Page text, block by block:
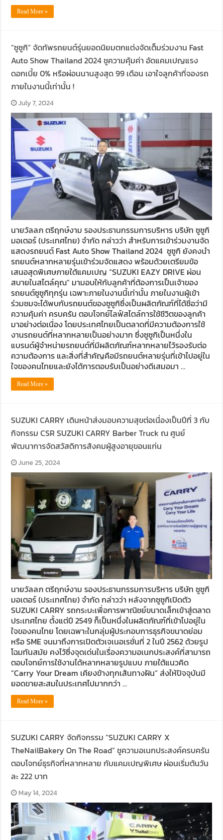
Read More »
“ซูซูกิ” จัดทัพรถยนต์รุ่นยอดนิยมตกแต่งจัดเต็มร่วมงาน Fast
Auto Show Thailand 2024 ชูความคุ้มค่า อัดแคมเปญแรง
ดอกเบี้ย 0% หรือผ่อนนานสูงสุด 99 เดือน เอาใจลูกค้าที่จองรถ
ภายในงานนี้เท่านั้น !
July 7, 2024
นายวัลลภ ตรีฤกษ์งาม รองประธานกรรมการบริหาร บริษัท ซูซูกิ
มอเตอร์ (ประเทศไทย) จำกัด กล่าวว่า สำหรับการเข้าร่วมงานจัด
แสดงรถยนต์ Fast Auto Show Thailand 2024 ซูซูกิ ยังคงนำ
รถยนต์หลากหลายรุ่นเข้าร่วมจัดแสดง พร้อมด้วยเตรียมข้อ
เสนอสุดพิเศษภายใต้แคมเปญ “SUZUKI EAZY DRIVE ผ่อน
สบายในสไตล์คุณ” มามอบให้กับลูกค้าที่ต้องการเป็นเจ้าของ
รถยนต์ซูซูกิทุกรุ่น เฉพาะภายในงานนี้เท่านั้น ภายในงานผู้เข้า
ร่วมชมจะได้พบกับรถยนต์ของซูซูกิซึ่งเป็นผลิตภัณฑ์ที่ได้ชื่อว่ามี
ความคุ้มค่า ครบครัน ตอบโจทย์ไลฟ์สไตล์การใช้ชีวิตของลูกค้า
มาอย่างต่อเนื่อง โดยประเทศไทยเป็นตลาดที่มีความต้องการใช้
งานรถยนต์ที่หลากหลายเป็นอย่างมาก ซึ่งซูซูกิเป็นหนึ่งใน
แบรนด์ผู้จำหน่ายรถยนต์ที่มีผลิตภัณฑ์หลากหลายไว้รองรับต่อ
ความต้องการ และสิ่งที่สำคัญคือมีรถยนต์หลายรุ่นที่เข้าไปอยู่ใน
ใจของคนไทยและยังได้การตอบรับเป็นอย่างดีเสมอมา …
Read More »
SUZUKI CARRY เดินหน้าส่งมอบความสุขต่อเนื่องเป็นปีที่ 3 กับ
กิจกรรม CSR SUZUKI CARRY Barber Truck ณ ศูนย์
พัฒนาการจัดสวัสดิการสังคมผู้สูงอายุขอนแก่น
June 25, 2024
นายวัลลภ ตรีฤกษ์งาม รองประธานกรรมการบริหาร บริษัท ซูซูกิ
มอเตอร์ (ประเทศไทย) จำกัด กล่าวว่า หลังจากซูซูกิเปิดตัว
SUZUKI CARRY รถกระบะเพื่อการพาณิชย์ขนาดเล็กเข้าสู่ตลาด
ประเทศไทย ตั้งแต่ปี 2549 ก็เป็นหนึ่งในผลิตภัณฑ์ที่เข้าไปอยู่ใน
ใจของคนไทย โดยเฉพาะในกลุ่มผู้ประกอบการธุรกิจขนาดย่อม
หรือ SME จนมาถึงการเปิดตัวเจเนอเรชั่นที่ 2 ในปี 2562 ด้วยรูป
โฉมทันสมัย คงไว้ซึ่งจุดเด่นในเรื่องความอเนกประสงค์ที่สามารถ
ตอบโจทย์การใช้งานได้หลากหลายรูปแบบ ภายใต้แนวคิด
“Carry Your Dream เคียงข้างทุกเส้นทางฝัน” ส่งให้ปัจจุบันมี
ยอดขายสะสมในประเทศไปมากกว่า …
Read More »
SUZUKI CARRY จัดกิจกรรม “SUZUKI CARRY X
TheNailBakery On The Road” ชูความอเนกประสงค์ครบครัน
ตอบโจทย์ธุรกิจที่หลากหลาย กับแคมเปญพิเศษ ผ่อนเริ่มต้นวัน
ละ 222 บาท
May 14, 2024